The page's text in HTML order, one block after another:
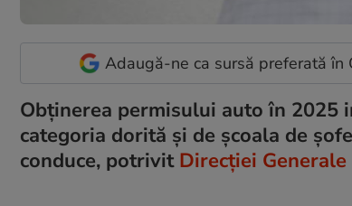
Adaugă-ne ca sursă preferată în
Obținerea permisului auto în 2025
categoria dorită și de școala de
conduce, potrivit Direcției